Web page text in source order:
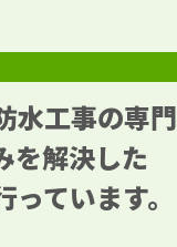
水工事の専門
を解決した
ています。